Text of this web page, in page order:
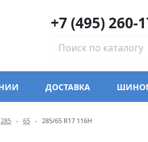
+7 (495) 260-
ДОСТАВКА
285 65 285/65 R17 116H